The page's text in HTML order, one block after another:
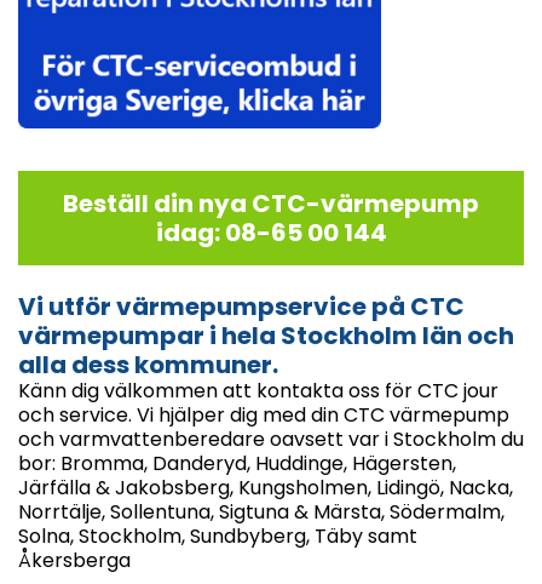
Beställ din nya CTC-värmepump
idag: 08-65 00 144
Vi utför värmepumpservice på CTC
värmepumpar i hela Stockholm län och
alla dess kommuner.
Känn dig välkommen att kontakta oss för CTC jour
och service. Vi hjälper dig med din CTC värmepump
och varmvattenberedare oavsett var i Stockholm du
bor: Bromma, Danderyd, Huddinge, Hägersten,
Järfälla & Jakobsberg, Kungsholmen, Lidingö, Nacka,
Norrtälje, Sollentuna, Sigtuna & Märsta, Södermalm,
Solna, Stockholm, Sundbyberg, Täby samt
Åkersberga